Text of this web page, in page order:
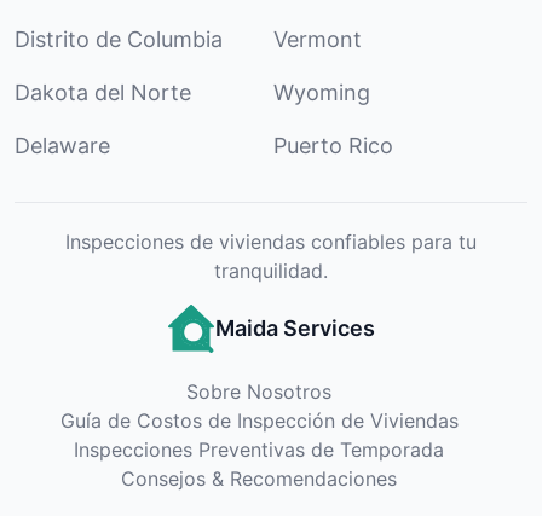
Distrito de Columbia Vermont
Dakota del Norte Wyoming
Delaware Puerto Rico
Inspecciones de viviendas confiables para tu
tranquilidad.
Maida Services
Sobre Nosotros
Guía de Costos de Inspección de Viviendas
Inspecciones Preventivas de Temporada
Consejos & Recomendaciones